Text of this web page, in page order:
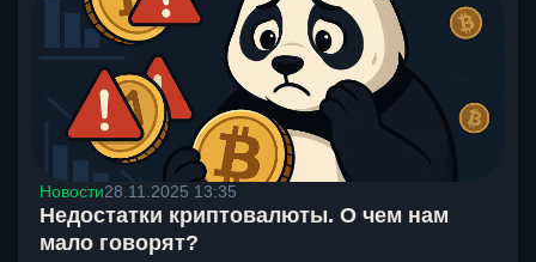
Новости28.11.2025 13:35
Недостатки криптовалюты. О чем нам
мало говорят?